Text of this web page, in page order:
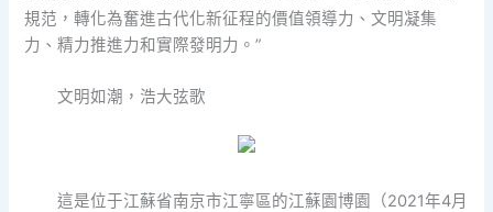
規范，轉化為奮進古代化新征程的價值領導力、文明凝集
力、精力推進力和實際發明力。”
文明如潮，浩大弦歌
這是位于江蘇省南京市江寧區的江蘇園博園（2021年4月